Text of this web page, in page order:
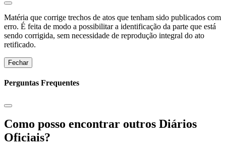
Matéria que corrige trechos de atos que tenham sido publicados com
erro. É feita de modo a possibilitar a identificação da parte que está
sendo corrigida, sem necessidade de reprodução integral do ato
retificado.
Fechar
Perguntas Frequentes
Como posso encontrar outros Diários
Oficiais?